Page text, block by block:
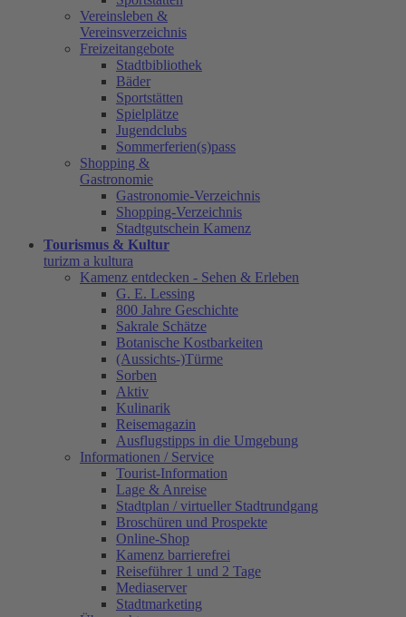
Vereinsleben &
Vereinsverzeichnis
Freizeitangebote
Stadtbibliothek
Bäder
Sportstätten
Spielplätze
Jugendclubs
Sommerferien(s)pass
Shopping &
Gastronomie
Gastronomie-Verzeichnis
Shopping-Verzeichnis
Stadtgutschein Kamenz
Tourismus & Kultur
turizm a kultura
Kamenz entdecken - Sehen & Erleben
G. E. Lessing
800 Jahre Geschichte
Sakrale Schätze
Botanische Kostbarkeiten
(Aussichts-)Türme
Sorben
Aktiv
Kulinarik
Reisemagazin
Ausflugstipps in die Umgebung
Informationen / Service
Tourist-Information
Lage & Anreise
Stadtplan / virtueller Stadtrundgang
Broschüren und Prospekte
Online-Shop
Kamenz barrierefrei
Reiseführer 1 und 2 Tage
Mediaserver
Stadtmarketing